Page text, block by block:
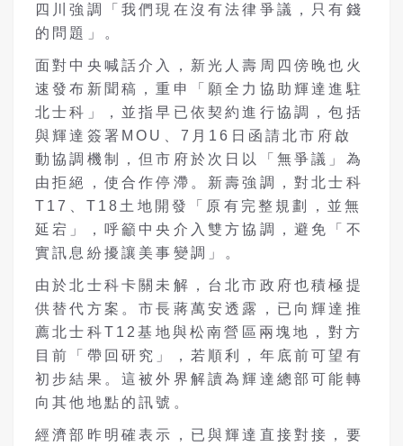
四川強調「我們現在沒有法律爭議，只有錢
的問題」。
面對中央喊話介入，新光人壽周四傍晚也火
速發布新聞稿，重申「願全力協助輝達進駐
北士科」，並指早已依契約進行協調，包括
與輝達簽署MOU、7月16日函請北市府啟
動協調機制，但市府於次日以「無爭議」為
由拒絕，使合作停滯。新壽強調，對北士科
T17、T18土地開發「原有完整規劃，並無
延宕」，呼籲中央介入雙方協調，避免「不
實訊息紛擾讓美事變調」。
由於北士科卡關未解，台北市政府也積極提
供替代方案。市長蔣萬安透露，已向輝達推
薦北士科T12基地與松南營區兩塊地，對方
目前「帶回研究」，若順利，年底前可望有
初步結果。這被外界解讀為輝達總部可能轉
向其他地點的訊號。
經濟部昨明確表示，已與輝達直接對接，要